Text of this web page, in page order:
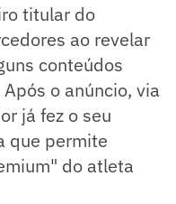
titular do
ao revelar
conteúdos
o anúncio, via
já fez o seu
que permite
do atleta